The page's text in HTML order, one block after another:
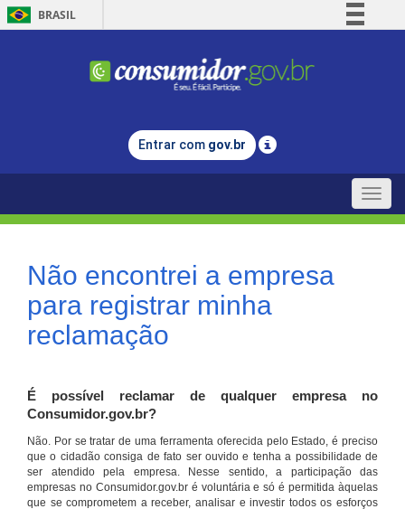
BRASIL
Comunica BR
Legislação
Entrar com gov.br
Toggle
Não encontrei a empresa
para registrar minha
reclamação
É possível reclamar de qualquer empresa no
Consumidor.gov.br?
Não. Por se tratar de uma ferramenta oferecida pelo Estado, é preciso
que o cidadão consiga de fato ser ouvido e tenha a possibilidade de
ser atendido pela empresa. Nesse sentido, a participação das
empresas no Consumidor.gov.br é voluntária e só é permitida àquelas
que se comprometem a receber, analisar e investir todos os esforços